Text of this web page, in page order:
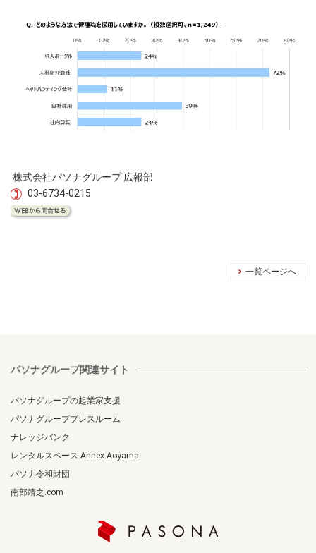
株式会社パソナグループ 広報部
03-6734-0215
一覧ページへ
パソナグループ関連サイト
パソナグループの起業家支援
パソナグループプレスルーム
ナレッジバンク
レンタルスペース Annex Aoyama
パソナ令和財団
南部靖之.com